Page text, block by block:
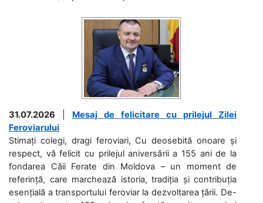
31.07.2026
Mesaj de felicitare cu prilejul Zilei
Feroviarului
Stimați colegi, dragi feroviari, Cu deosebită onoare și
respect, vă felicit cu prilejul aniversării a 155 ani de la
fondarea Căii Ferate din Moldova – un moment de
referință, care marchează istoria, tradiția și contribuția
esențială a transportului feroviar la dezvoltarea țării. De-